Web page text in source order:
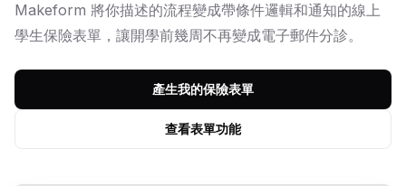
Makeform 將你描述的流程變成帶條件邏輯和通知的線上
學生保險表單，讓開學前幾周不再變成電子郵件分診。
產生我的保險表單
查看表單功能